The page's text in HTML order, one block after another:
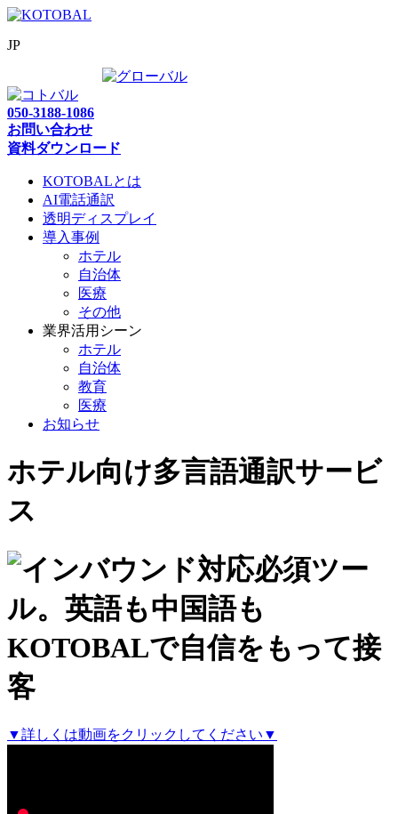
JP
050-3188-1086
お問い合わせ
資料ダウンロード
KOTOBALとは
AI電話通訳
透明ディスプレイ
導入事例
ホテル
自治体
医療
その他
業界活用シーン
ホテル
自治体
教育
医療
お知らせ
ホテル向け多言語通訳サービ
ス
▼詳しくは動画をクリックしてください▼